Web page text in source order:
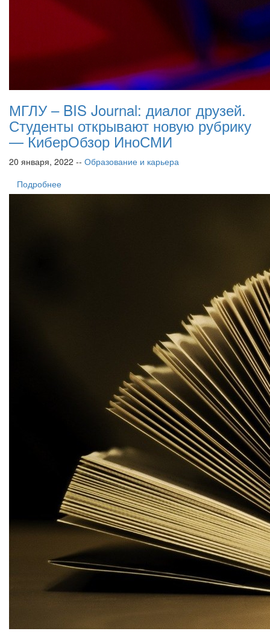
МГЛУ – BIS Journal: диалог друзей.
Студенты открывают новую рубрику
— КиберОбзор ИноСМИ
20 января, 2022 -- Образование и карьера
Подробнее